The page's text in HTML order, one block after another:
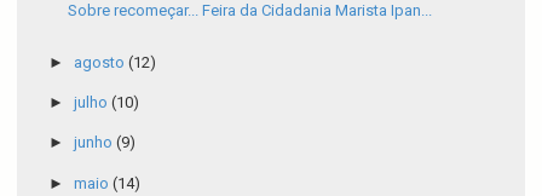
Sobre recomeçar... Feira da Cidadania Marista Ipan...
► agosto (12)
► julho (10)
► junho (9)
► maio (14)